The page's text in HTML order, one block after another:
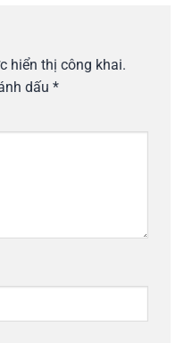
hiển thị công khai.
dấu *